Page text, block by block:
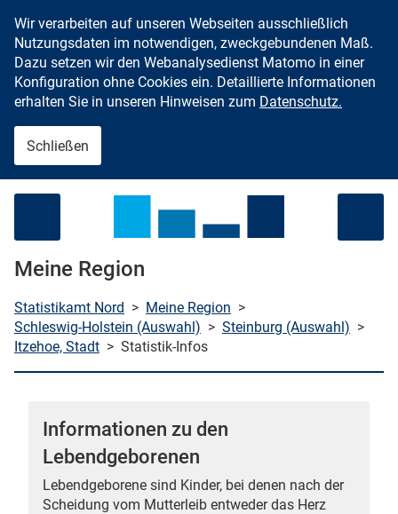
Zum Inhalt springen
Wir verarbeiten auf unseren Webseiten ausschließlich
Nutzungsdaten im notwendigen, zweckgebundenen Maß.
Dazu setzen wir den Webanalysedienst Matomo in einer
Konfiguration ohne Cookies ein. Detaillierte Informationen
erhalten Sie in unseren Hinweisen zum Datenschutz.
Schließen
Meine Region
Statistikamt Nord > Meine Region >
Schleswig-Holstein (Auswahl) > Steinburg (Auswahl) >
Itzehoe, Stadt > Statistik-Infos
Informationen zu den
Lebendgeborenen
Lebendgeborene sind Kinder, bei denen nach der
Scheidung vom Mutterleib entweder das Herz